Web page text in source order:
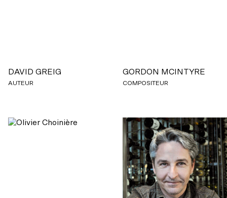
DAVID GREIG
AUTEUR
GORDON MCINTYRE
COMPOSITEUR